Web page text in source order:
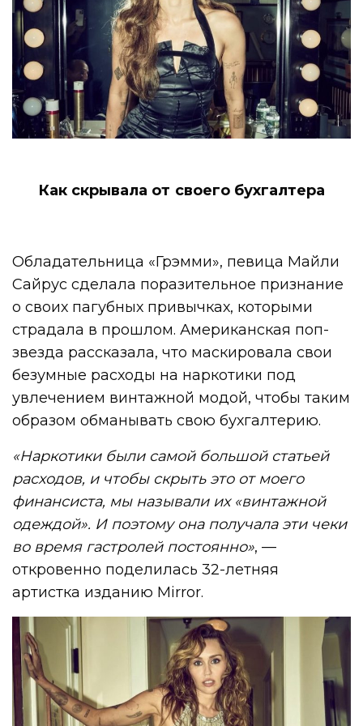
Как скрывала от своего бухгалтера
Обладательница «Грэмми», певица Майли
Сайрус сделала поразительное признание
о своих пагубных привычках, которыми
страдала в прошлом. Американская поп-
звезда рассказала, что маскировала свои
безумные расходы на наркотики под
увлечением винтажной модой, чтобы таким
образом обманывать свою бухгалтерию.
«Наркотики были самой большой статьей
расходов, и чтобы скрыть это от моего
финансиста, мы называли их «винтажной
одеждой». И поэтому она получала эти чеки
во время гастролей постоянно», —
откровенно поделилась 32-летняя
артистка изданию Mirror.